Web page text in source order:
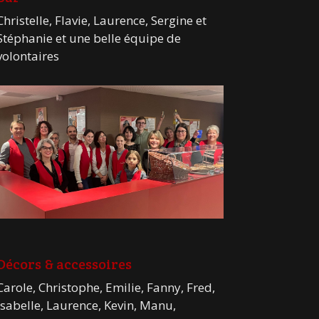
Flavie, Laurence, Sergine et
et une belle équipe de
& accessoires
Christophe, Emilie, Fanny, Fred,
Laurence, Kevin, Manu,